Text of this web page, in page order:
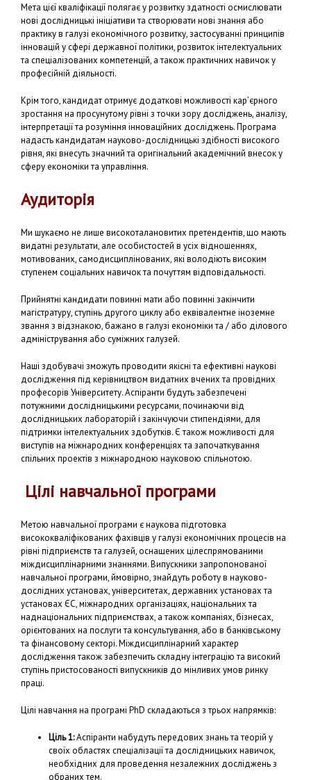
Мета цієї кваліфікації полягає у розвитку здатності осмислювати
нові дослідницькі ініціативи та створювати нові знання або
практику в галузі економічного розвитку, застосуванні принципів
інновацій у сфері державної політики, розвиток інтелектуальних
та спеціалізованих компетенцій, а також практичних навичок у
професійній діяльності.
Крім того, кандидат отримує додаткові можливості кар’єрного
зростання на просунутому рівні з точки зору досліджень, аналізу,
інтерпретації та розуміння інноваційних досліджень. Програма
надасть кандидатам науково-дослідницькі здібності високого
рівня, які внесуть значний та оригінальний академічний внесок у
сферу економіки та управління.
Аудиторія
Ми шукаємо не лише високоталановитих претендентів, що мають
видатні результати, але особистостей в усіх відношеннях,
мотивованих, самодисциплінованих, які володіють високим
ступенем соціальних навичок та почуттям відповідальності.
Прийнятні кандидати повинні мати або повинні закінчити
магістратуру, ступінь другого циклу або еквівалентне іноземне
звання з відзнакою, бажано в галузі економіки та / або ділового
адміністрування або суміжних галузей.
Наші здобувачі зможуть проводити якісні та ефективні наукові
дослідження під керівництвом видатних вчених та провідних
професорів Університету. Аспіранти будуть забезпечені
потужними дослідницькими ресурсами, починаючи від
дослідницьких лабораторій і закінчуючи стипендіями, для
підтримки інтелектуальних здобутків. Є також можливості для
виступів на міжнародних конференціях та започаткування
спільних проектів з міжнародною науковою спільнотою.
Цілі навчальної програми
Метою навчальної програми є наукова підготовка
висококваліфікованих фахівців у галузі економічних процесів на
рівні підприємств та галузей, оснащених цілеспрямованими
міждисциплінарними знаннями. Випускники запропонованої
навчальної програми, ймовірно, знайдуть роботу в науково-
дослідних установах, університетах, державних установах та
установах ЄС, міжнародних організаціях, національних та
наднаціональних підприємствах, а також компаніях, бізнесах,
орієнтованих на послуги та консультування, або в банківському
та фінансовому секторі. Міждисциплінарний характер
дослідження також забезпечить складну інтеграцію та високий
ступінь пристосованості випускників до мінливих умов ринку
праці.
Цілі навчання на програмі PhD складаються з трьох напрямків:
Ціль 1:Аспіранти набудуть передових знань та теорій у
своїх областях спеціалізації та дослідницьких навичок,
необхідних для проведення незалежних досліджень з
обраних тем.